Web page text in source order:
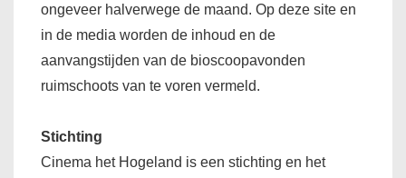
ongeveer halverwege de maand. Op deze site en
in de media worden de inhoud en de
aanvangstijden van de bioscoopavonden
ruimschoots van te voren vermeld.
Stichting
Cinema het Hogeland is een stichting en het